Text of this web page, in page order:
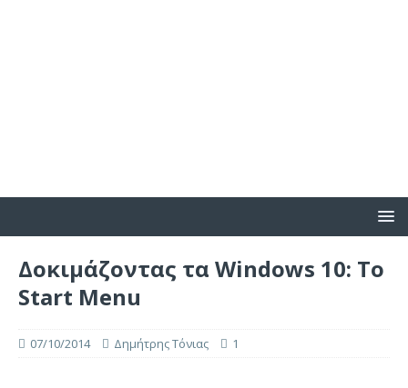
Δοκιμάζοντας τα Windows 10: Το
Start Menu
07/10/2014 Δημήτρης Τόνιας 1